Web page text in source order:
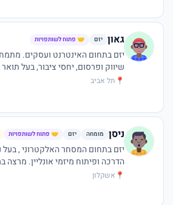
גאון יזם 🤝 פתוח לשותפויות
יזם בתחום האינטרנט ועסקים.
שיווק ופרסום, יחסי ציבור, בעל
ושותף בחברת אימפורט אקספרס -
בסין. בעל שותפיות ביחד עם משרד
העסק ביחד עם מומחה בתחום
מחפש שותפיות עסקיות נוספות.
המעוניינים לעשות שיתופי פעולה
תחום הפעילות של איש המקצוע.
📍 תל אביב
ניסן מומחה יזם 🤝 פתוח לשותפויות
יזם בתחום המסחר האלקטרוני , בעל
הדרכה
ראשון ושני. בעלים של חברה מובילה
במנה"ע, קורס דירקטורים, קורס
📍 אשקלון